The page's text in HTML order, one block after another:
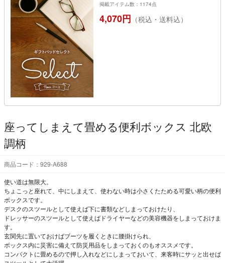
掲載アイテム数：1174点
4,070円 （税込・送料込）
座ってしまえて畳める便利ボックス 北欧
調柄
商品コード：929-A688
使い道は無限大。
ちょこっと座れて、中にしまえて、使わない時は小さくたためる可愛い柄の便利
ボックスです。
デスクのスツールとして使えば下に書類などしまっておけたり、
ドレッサーのスツールとして使えばドライヤーなどの美容機器をしまっておけま
す。
玄関先に置いておけばブーツを履くときに腰掛けられ、
ボックス内に災害に備えて防災用品をしまっておくのもオススメです。
コンパクトに畳めるので押し入れなどにしまっておいて、来客時にサッと出せば